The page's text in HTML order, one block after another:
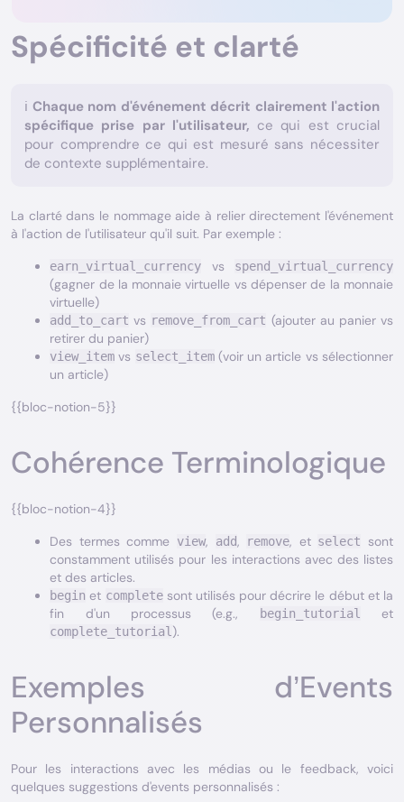
Spécificité et clarté
ℹ️ Chaque nom d'événement décrit clairement l'action
spécifique prise par l'utilisateur, ce qui est crucial
pour comprendre ce qui est mesuré sans nécessiter
de contexte supplémentaire.
La clarté dans le nommage aide à relier directement l'événement
à l'action de l'utilisateur qu'il suit. Par exemple :
earn_virtual_currency vs spend_virtual_currency
(gagner de la monnaie virtuelle vs dépenser de la monnaie
virtuelle)
add_to_cart vs remove_from_cart (ajouter au panier vs
retirer du panier)
view_item vs select_item(voir un article vs sélectionner
un article)
{{bloc-notion-5}}
Cohérence Terminologique
{{bloc-notion-4}}
Des termes comme view, add, remove, et select
sont
constamment utilisés pour les interactions avec des listes
et des articles.
begin et completesont utilisés pour décrire le début et la
fin d'un processus (e.g.,
begin_tutorial et
complete_tutorial ).
Exemples d’Events
Personnalisés
Pour les interactions avec les médias ou le feedback, voici
quelques suggestions d'events personnalisés :